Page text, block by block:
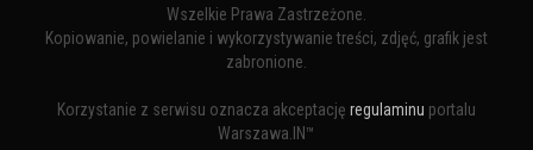
Wszelkie Prawa Zastrzeżone.
Kopiowanie, powielanie i wykorzystywanie treści, zdjęć, grafik jest
zabronione.
Korzystanie z serwisu oznacza akceptację regulaminu portalu
Warszawa.IN™